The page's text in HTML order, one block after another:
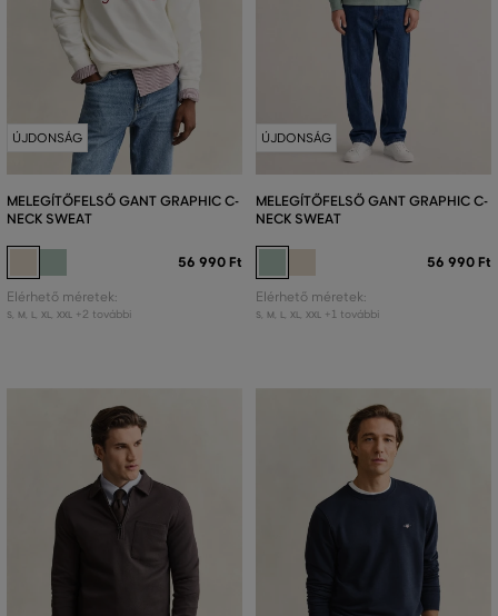
ÚJDONSÁG
MELEGÍTŐFELSŐ GANT GRAPHIC C-
NECK SWEAT
56 990 Ft
Elérhető méretek:
S, M L XL XXL +2 további
ÚJDONSÁG
MELEGÍTŐFELSŐ GANT GRAPHIC C-
NECK SWEAT
56 990 Ft
Elérhető méretek:
S, M L XL XXL +1 további